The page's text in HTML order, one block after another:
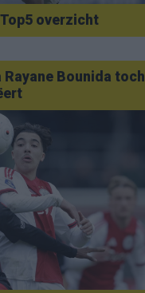
overzicht
Rayane Bounida toch